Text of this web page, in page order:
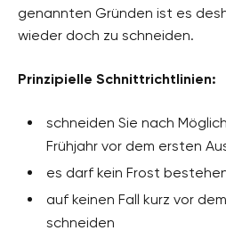
genannten Gründen ist es
wieder doch zu schneiden.
Prinzipielle Schnittrichtlinien:
schneiden Sie nach
Frühjahr vor dem ersten
es darf kein Frost
auf keinen Fall kurz vor
schneiden